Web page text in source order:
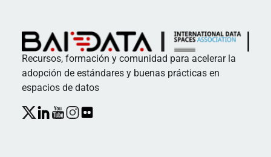
Recursos, formación y comunidad para acelerar la
adopción de estándares y buenas prácticas en
espacios de datos